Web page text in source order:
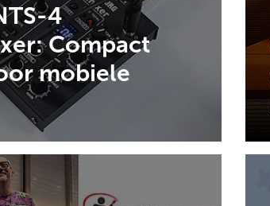
4
Compact
mobiele